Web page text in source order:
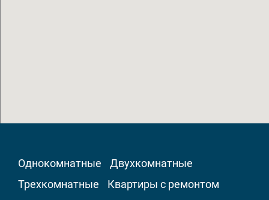
Однокомнатные
Двухкомнатные
Трехкомнатные
Квартиры с ремонтом